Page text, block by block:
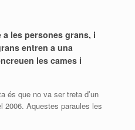
a les persones grans, i
entren a una
les cames i
és que no va ser treta d’un
2006. Aquestes paraules les